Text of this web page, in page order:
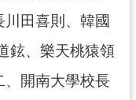
田喜則、韓國
鉉、樂天桃猿領
、開南大學校長